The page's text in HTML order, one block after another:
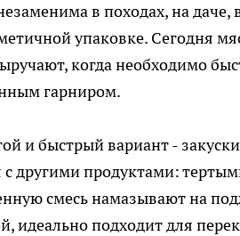
в походах, на даче,
упаковке. Сегодня
когда необходимо
гарниром.
и быстрый вариант -
с другими продуктами:
смесь намазывают на
идеально подходит для